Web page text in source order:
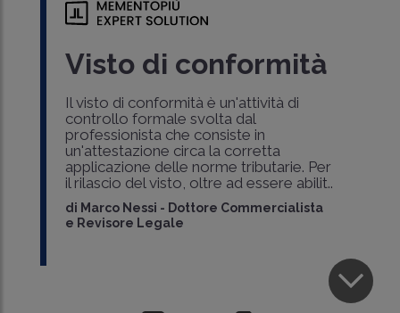
Visto di conformità
Il visto di conformità è un'attività di
controllo formale svolta dal
professionista che consiste in
un'attestazione circa la corretta
applicazione delle norme tributarie. Per
il rilascio del visto, oltre ad essere abilit..
di Marco Nessi - Dottore Commercialista
e Revisore Legale